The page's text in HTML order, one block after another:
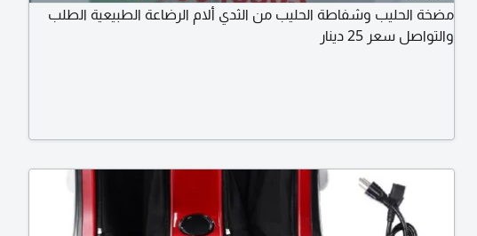
مضخة الحليب وشفاطة الحليب من الثدي ألام الرضاعة الطبيعية الطلب
والتواصل سعر 25 دينار